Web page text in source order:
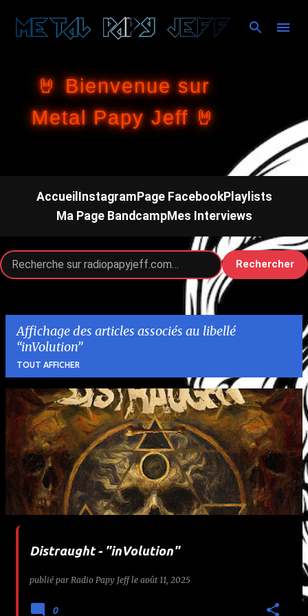
Accéder au contenu principal
🤘 Bienvenue sur
Metal Papy Jeff 🤘
Accueil InstagramPage FacebookPlaylists
Ma Page BandcampMes Interviews
Rechercher
Affichage des articles associés au libellé
inVolution
TOUT AFFICHER
r
c
Distraught - "inVolution"
publié par Radio Papy Jeff le août 11, 2025
0